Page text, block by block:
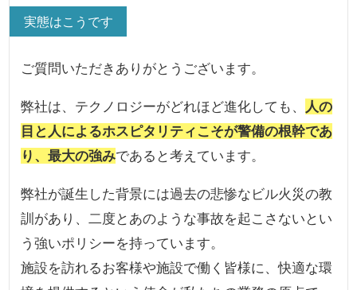
実態はこうです
ご質問いただきありがとうございます。
弊社は、テクノロジーがどれほど進化しても、 人の
目と人によるホスピタリティこそが警備の根幹であ
り、最大の強みであると考えています。
弊社が誕生した背景には過去の悲惨なビル火災の教
訓があり、二度とあのような事故を起こさないとい
う強いポリシーを持っています。
施設を訪れるお客様や施設で働く皆様に、快適な環